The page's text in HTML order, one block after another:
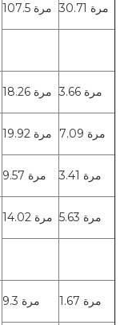
107.5 مرة 30.71 مرة
18.26 مرة 3.66 مرة
19.92 مرة 7.09 مرة
9.57 مرة 3.41 مرة
14.02 مرة 5.63 مرة
9.3 مرة 1.67 مرة